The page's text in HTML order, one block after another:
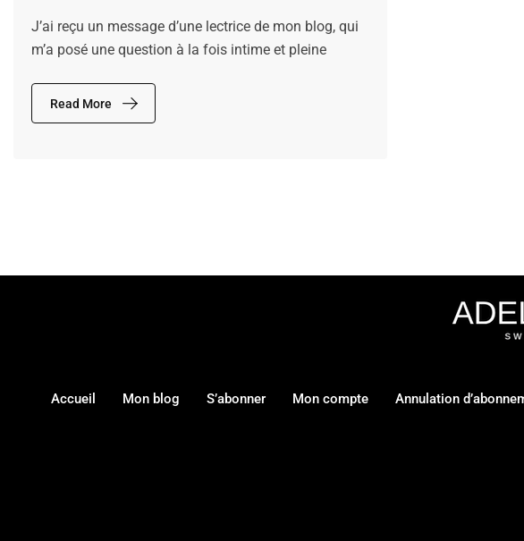
J’ai reçu un message d’une lectrice de mon blog, qui
m’a posé une question à la fois intime et pleine
Read More
Accueil Mon blog S’abonner Mon compte Annulation